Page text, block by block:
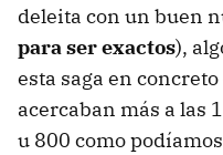
deleita con un buen
para ser exactos),
esta saga en
acercaban más a las
u 800 como